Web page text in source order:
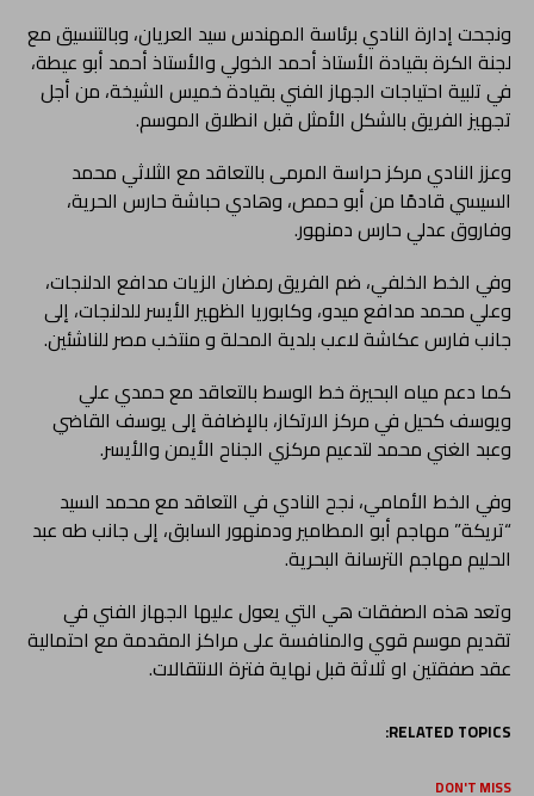
ونجحت إدارة النادي برئاسة المهندس سيد العريان، وبالتنسيق مع
لجنة الكرة بقيادة الأستاذ أحمد الخولي والأستاذ أحمد أبو عيطة،
في تلبية احتياجات الجهاز الفني بقيادة خميس الشيخة، من أجل
تجهيز الفريق بالشكل الأمثل قبل انطلاق الموسم.
وعزز النادي مركز حراسة المرمى بالتعاقد مع الثلاثي محمد
السيسي قادمًا من أبو حمص، وهادي حباشة حارس الحرية،
وفاروق عدلي حارس دمنهور.
وفي الخط الخلفي، ضم الفريق رمضان الزيات مدافع الدلنجات،
وعلي محمد مدافع ميدو، وكابوريا الظهير الأيسر للدلنجات، إلى
جانب فارس عكاشة لاعب بلدية المحلة و منتخب مصر للناشئين.
كما دعم مياه البحيرة خط الوسط بالتعاقد مع حمدي علي
ويوسف كحيل في مركز الارتكاز، بالإضافة إلى يوسف القاضي
وعبد الغني محمد لتدعيم مركزي الجناح الأيمن والأيسر.
وفي الخط الأمامي، نجح النادي في التعاقد مع محمد السيد
“تريكة” مهاجم أبو المطامير ودمنهور السابق، إلى جانب طه عبد
الحليم مهاجم الترسانة البحرية.
وتعد هذه الصفقات هي التي يعول عليها الجهاز الفني في
تقديم موسم قوي والمنافسة على مراكز المقدمة مع احتمالية
عقد صفقتين او ثلاثة قبل نهاية فترة الانتقالات.
RELATED TOPICS:
DON'T MISS